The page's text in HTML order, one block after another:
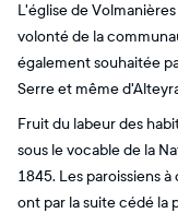
L'église de
volonté de la
également souhaitée
Serre et même
Fruit du labeur des
sous le vocable de la
1845. Les paroissiens
ont par la suite cédé la